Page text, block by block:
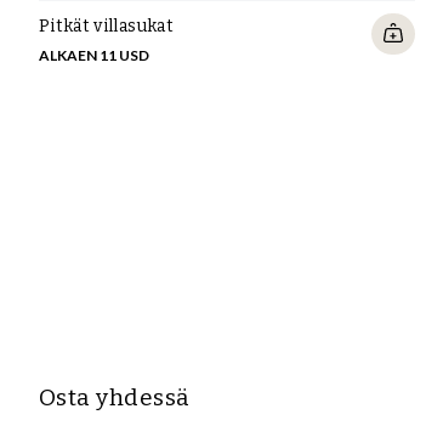
Pitkät villasukat
ALKAEN 11 USD
Osta yhdessä